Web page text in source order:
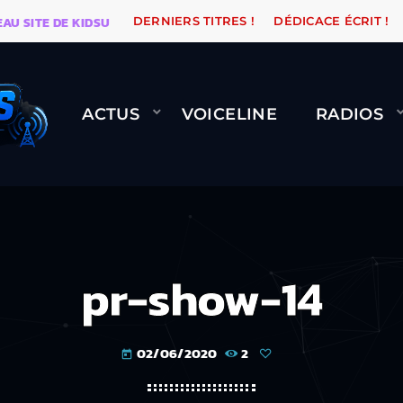
DE KIDSUNE WARÉTRO ORANGE ROAD QUI
DERNIERS TITRES ! DÉDICACE ÉCRIT !
ACTUS VOICELINE RADIOS
pr-show-14
today 02/06/2020 2